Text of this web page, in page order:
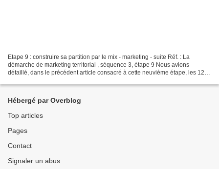
Etape 9 : construire sa partition par le mix - marketing - suite Réf. : La
démarche de marketing territorial , séquence 3, étape 9 Nous avions
détaillé, dans le précédent article consacré à cette neuvième étape, les 12
Hébergé par Overblog
Top articles
Pages
Contact
Signaler un abus